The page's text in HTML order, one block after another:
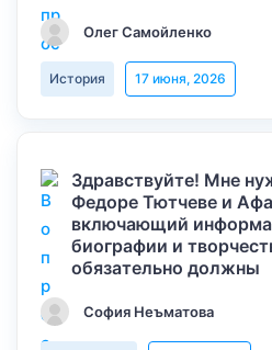
Олег Самойленко
История 17 июня, 2026
Здравствуйте! Мне
Федоре Тютчеве и
включающий
биографии и
обязательно должны
София Неъматова